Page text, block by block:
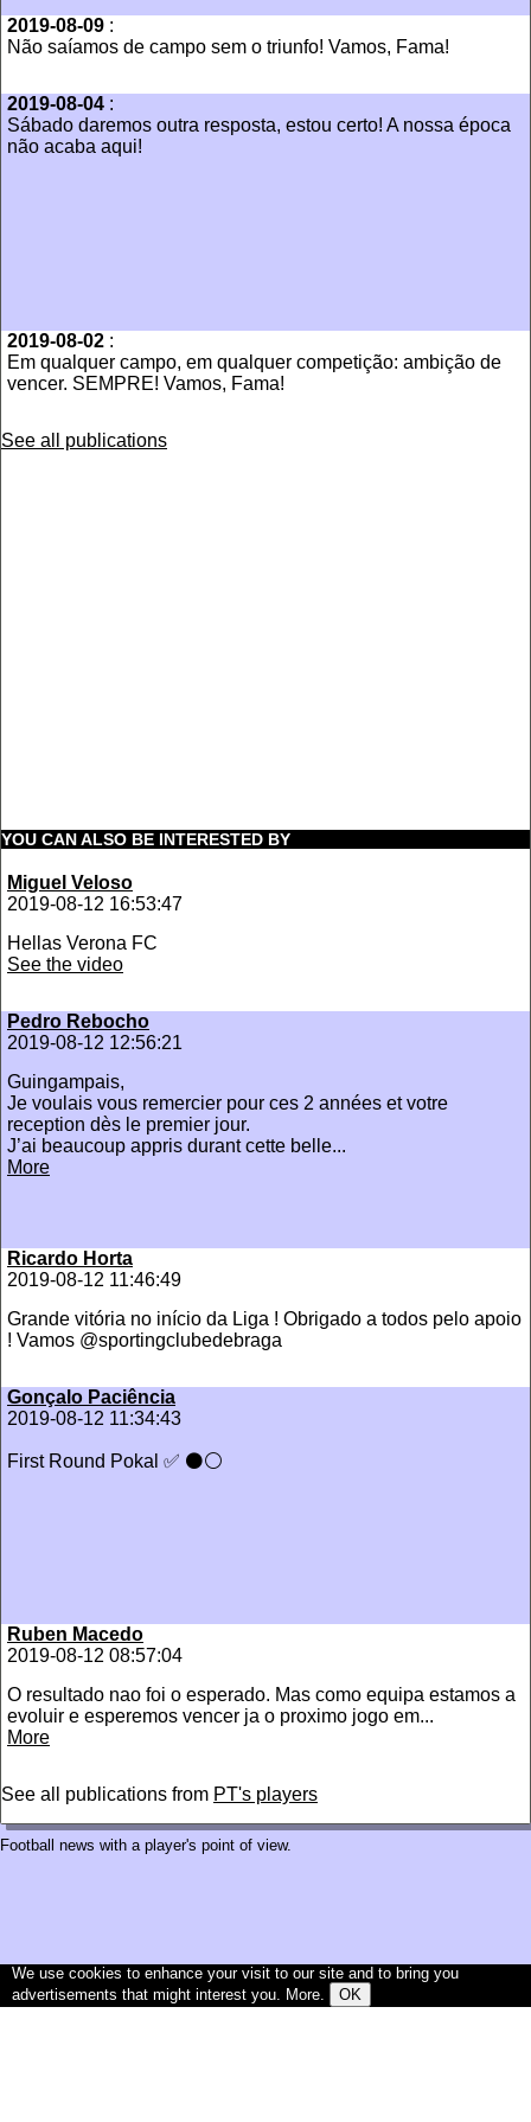
2019-08-09 :
Não saíamos de campo sem o triunfo! Vamos, Fama!
2019-08-04 :
Sábado daremos outra resposta, estou certo! A nossa época
não acaba aqui!
2019-08-02 :
Em qualquer campo, em qualquer competição: ambição de
vencer. SEMPRE! Vamos, Fama!
See all publications
YOU CAN ALSO BE INTERESTED BY
Miguel Veloso
2019-08-12 16:53:47
Hellas Verona FC
See the video
Pedro Rebocho
2019-08-12 12:56:21
Guingampais,
Je voulais vous remercier pour ces 2 années et votre
reception dès le premier jour.
J’ai beaucoup appris durant cette belle...
More
Ricardo Horta
2019-08-12 11:46:49
Grande vitória no início da Liga ! Obrigado a todos pelo apoio
! Vamos @sportingclubedebraga
Gonçalo Paciência
2019-08-12 11:34:43
First Round Pokal ✅ ⚫️⚪️
Ruben Macedo
2019-08-12 08:57:04
O resultado nao foi o esperado. Mas como equipa estamos a
evoluir e esperemos vencer ja o proximo jogo em...
More
See all publications from PT's players
Football news with a player's point of view.
We use cookies to enhance your visit to our site and to bring you
advertisements that might interest you. More. OK